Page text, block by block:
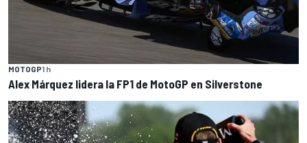
MOTOGP1 h
Alex Márquez lidera la FP1 de MotoGP en Silverstone